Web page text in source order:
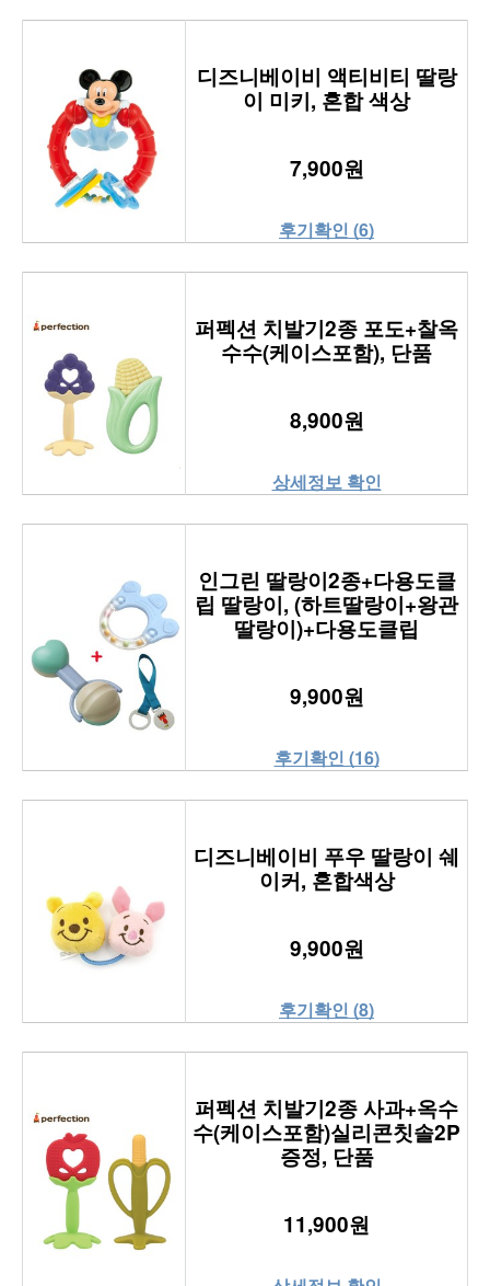
디즈니베이비 액티비티 딸랑
이 미키, 혼합 색상
7,900원
후기확인 (6)
퍼펙션 치발기2종 포도+찰옥
수수(케이스포함), 단품
8,900원
상세정보 확인
인그린 딸랑이2종+다용도클
립 딸랑이, (하트딸랑이+왕관
딸랑이)+다용도클립
9,900원
후기확인 (16)
디즈니베이비 푸우 딸랑이 쉐
이커, 혼합색상
9,900원
후기확인 (8)
퍼펙션 치발기2종 사과+옥수
수(케이스포함)실리콘칫솔2P
증정, 단품
11,900원